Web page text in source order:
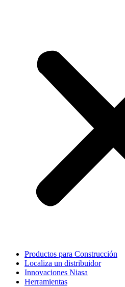
Productos para Construcción
Localiza un distribuidor
Innovaciones Niasa
Herramientas